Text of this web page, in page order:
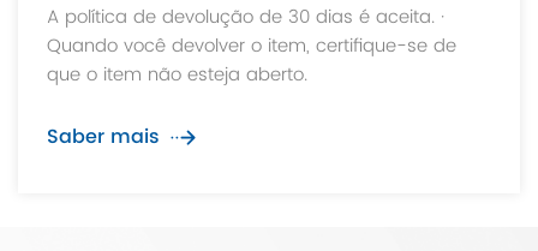
A política de devolução de 30 dias é aceita. ·
Quando você devolver o item, certifique-se de
que o item não esteja aberto.
Saber mais